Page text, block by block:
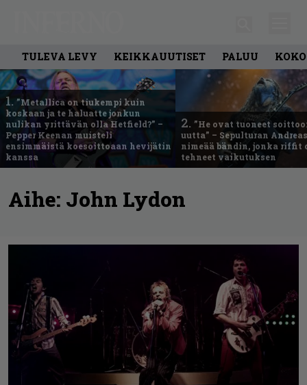
TULEVA LEVY KEIKKAUUTISET PALUU
1. ”Metallica on tiukempi kuin
koskaan ja te haluatte jonkun
nulikan yrittävän olla Hetfield?” –
Pepper Keenan muisteli
ensimmäistä koesoittoaan hevijätin
kanssa
2. ”He ovat tuoneet
uutta” – Sepulturan
nimeää bändin, jonka riffit
tehneet vaikutuksen
Aihe: John Lydon